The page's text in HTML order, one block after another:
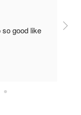
good like
So